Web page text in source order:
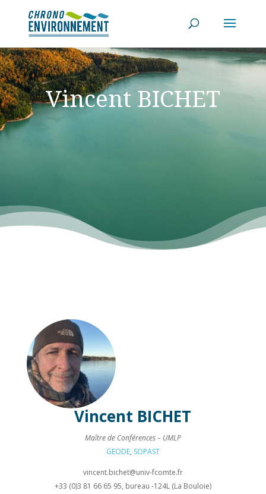
Vincent BICHET
Vincent BICHET
Maître de Conférences – UMLP
GEODE, SOPAST
vincent.bichet@univ-fcomte.fr
+33 (0)3 81 66 65 95, bureau -124L (La Bouloie)